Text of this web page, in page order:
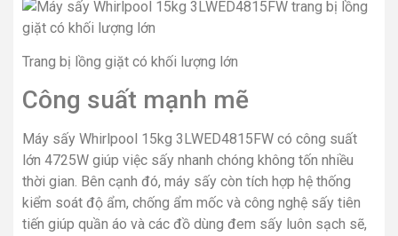
Trang bị lồng giặt có khối lượng lớn
Công suất mạnh mẽ
Máy sấy Whirlpool 15kg 3LWED4815FW có công suất
lớn 4725W giúp việc sấy nhanh chóng không tốn nhiều
thời gian. Bên cạnh đó, máy sấy còn tích hợp hệ thống
kiểm soát độ ẩm, chống ẩm mốc và công nghệ sấy tiên
tiến giúp quần áo và các đồ dùng đem sấy luôn sạch sẽ,